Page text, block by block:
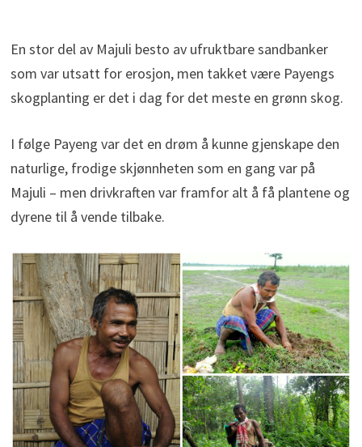
En stor del av Majuli besto av ufruktbare sandbanker
som var utsatt for erosjon, men takket være Payengs
skogplanting er det i dag for det meste en grønn skog.
I følge Payeng var det en drøm å kunne gjenskape den
naturlige, frodige skjønnheten som en gang var på
Majuli – men drivkraften var framfor alt å få plantene og
dyrene til å vende tilbake.